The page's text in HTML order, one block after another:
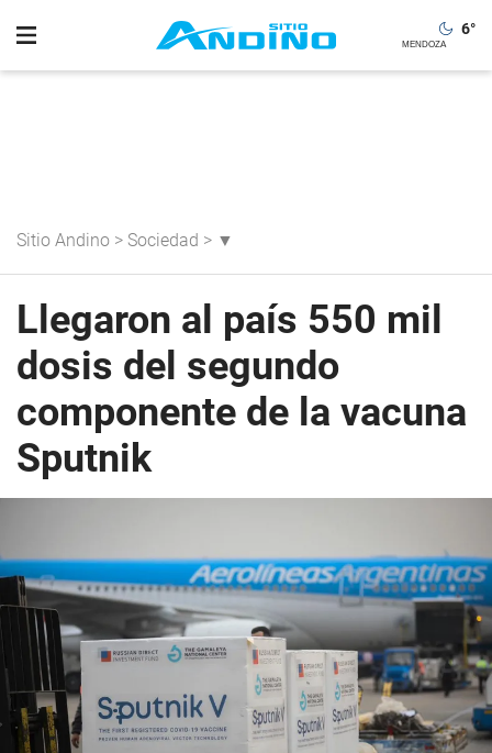
6°
Sitio Andino > Sociedad > ▼
Llegaron al país 550 mil
dosis del segundo
componente de la vacuna
Sputnik